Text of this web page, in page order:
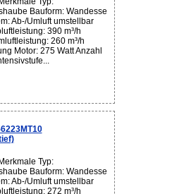
Bauform: Wandesse
Ab-/Umluft umstellbar
390 m³/h
260 m³/h
Motor: 275 Watt Anzahl
Typ:
Bauform: Wandesse
Ab-/Umluft umstellbar
272 m³/h